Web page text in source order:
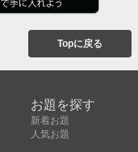
Topに戻る
お題を探す
新着お題
人気お題